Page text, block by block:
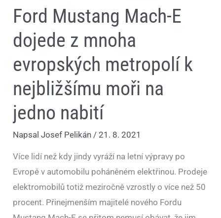
Ford Mustang Mach-E
dojede z mnoha
evropských metropolí k
nejbližšímu moři na
jedno nabití
NapsalJosef Pelikán /21. 8. 2021
Více lidí než kdy jindy vyráží na letní výpravy po
Evropě v automobilu poháněném elektřinou. Prodeje
elektromobilů totiž meziročně vzrostly o více než 50
procent. Přinejmenším majitelé nového Fordu